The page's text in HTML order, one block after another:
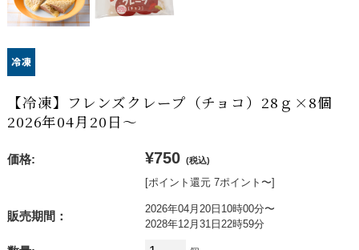
【冷凍】フレンズクレープ（チョコ）28ｇ×8個
2026年04月20日〜
価格: ¥750 (税込)
[ポイント還元 7ポイント〜]
販売期間：
2026年04月20日10時00分〜
2028年12月31日22時59分